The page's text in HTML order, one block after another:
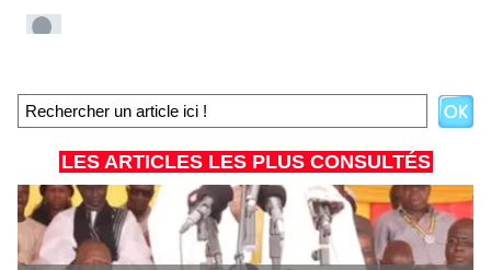
LES ARTICLES LES PLUS CONSULTÉS